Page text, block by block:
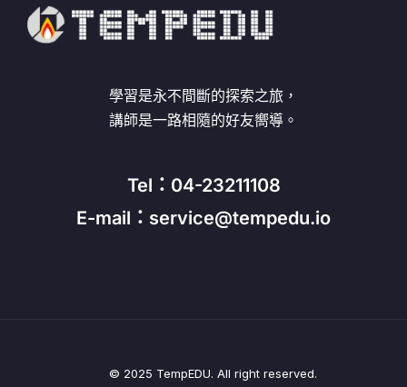
學習是永不間斷的探索之旅，
講師是一路相隨的好友嚮導。
Tel：04-23211108
E-mail：service@tempedu.io
© 2025 TempEDU. All right reserved.